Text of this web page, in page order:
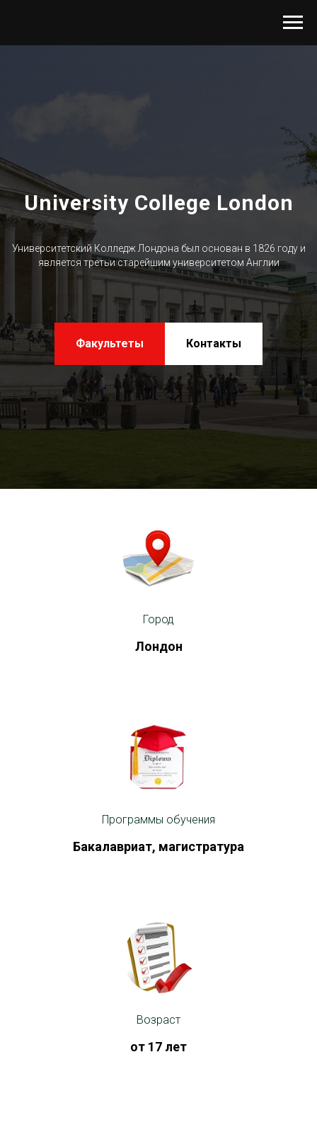
University College London
Университетский Колледж Лондона был основан в 1826 году и
является третьи старейшим университетом Англии
Факультеты Контакты
Город
Лондон
Программы обучения
Бакалавриат, магистратура
Возраст
от 17 лет